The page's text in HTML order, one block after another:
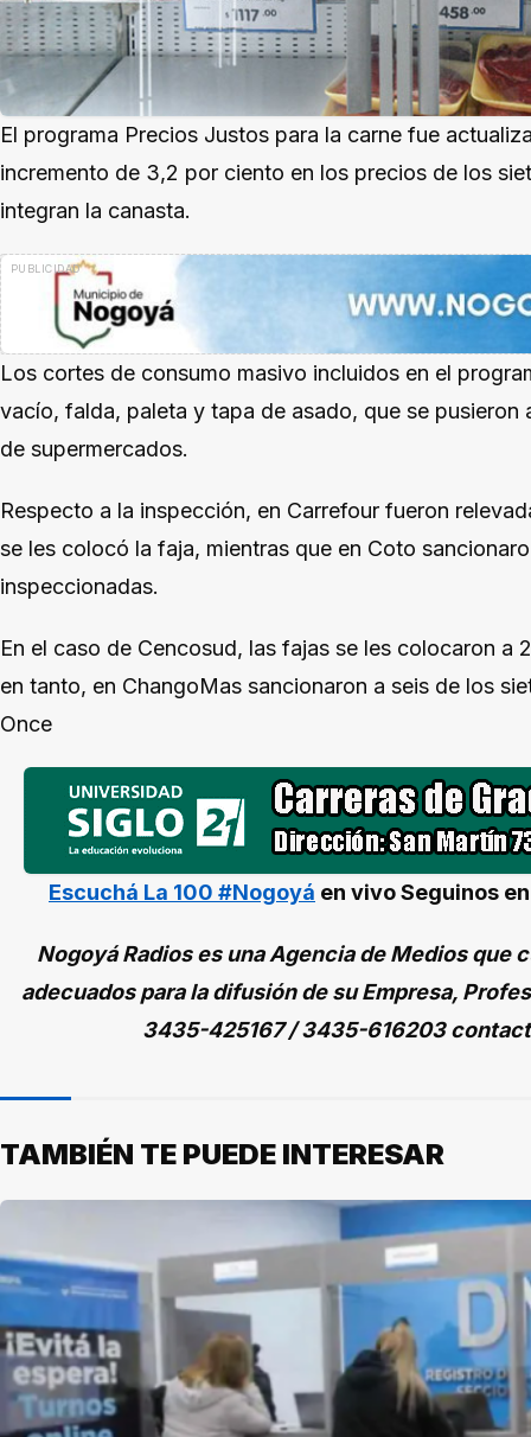
El programa Precios Justos para la carne fue
incremento de 3,2 por ciento en los precios de los
integran la canasta.
Los cortes de consumo masivo incluidos en el
vacío, falda, paleta y tapa de asado, que se pusieron
de supermercados.
Respecto a la inspección, en Carrefour fueron
se les colocó la faja, mientras que en Coto
inspeccionadas.
En el caso de Cencosud, las fajas se les colocaron a
en tanto, en ChangoMas sancionaron a seis de los
Once
Escuchá La 100 #Nogoyá en vivoSeguinos
Nogoyá Radios es una Agencia de Medios
adecuados para la difusión de su Empresa,
3435-425167 / 3435-616203
TAMBIÉN TE PUEDE INTERESAR